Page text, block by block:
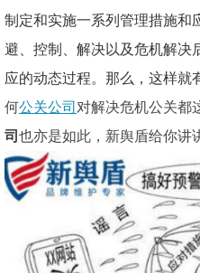
制定和实施一系列管理措施和
避、控制、解决以及危机解决
应的动态过程。那么，这样就
何公关公司 对解决危机公关都
司 也亦是如此，新舆盾给你讲